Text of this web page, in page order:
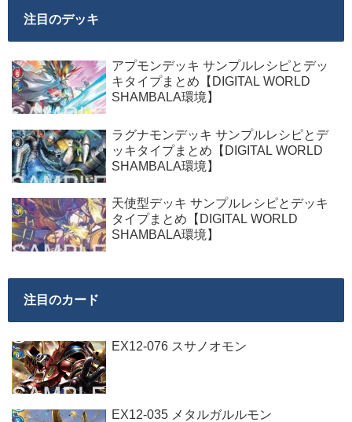
注目のデッキ
アプモンデッキ サンプルレシピとデッ
キタイプまとめ【DIGITAL WORLD
SHAMBALA環境】
ラグナモンデッキ サンプルレシピとデ
ッキタイプまとめ【DIGITAL WORLD
SHAMBALA環境】
天使型デッキ サンプルレシピとデッキ
タイプまとめ【DIGITAL WORLD
SHAMBALA環境】
注目のカード
EX12-076 スサノオモン
EX12-035 メタルガルルモン